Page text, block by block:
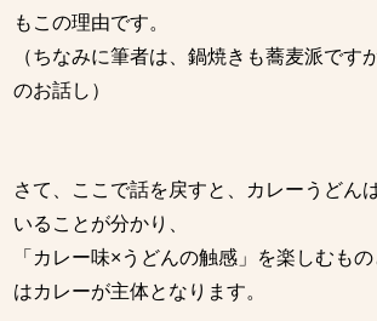
もこの理由です。
（ちなみに筆者は、鍋焼きも蕎麦派です
のお話し）
さて、ここで話を戻すと、カレーうどん
いることが分かり、
「カレー味×うどんの触感」を楽しむも
はカレーが主体となります。